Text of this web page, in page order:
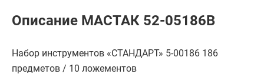
Описание МАСТАК 52-05186B
Набор инструментов «СТАНДАРТ» 5-00186 186
предметов / 10 ложементов